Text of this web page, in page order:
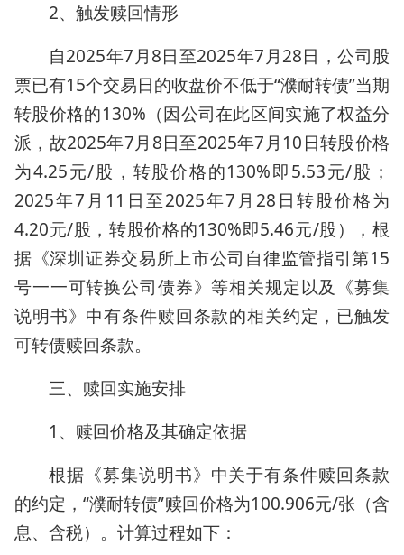
2、触发赎回情形
自2025年7月8日至2025年7月28日，公司股
票已有15个交易日的收盘价不低于“濮耐转债”当期
转股价格的130%（因公司在此区间实施了权益分
派，故2025年7月8日至2025年7月10日转股价格
为4.25元/股，转股价格的130%即5.53元/股；
2025年7月11日至2025年7月28日转股价格为
4.20元/股，转股价格的130%即5.46元/股），根
据《深圳证券交易所上市公司自律监管指引第15
号一一可转换公司债券》等相关规定以及《募集
说明书》中有条件赎回条款的相关约定，已触发
可转债赎回条款。
三、赎回实施安排
1、赎回价格及其确定依据
根据《募集说明书》中关于有条件赎回条款
的约定，“濮耐转债”赎回价格为100.906元/张（含
息、含税）。计算过程如下：